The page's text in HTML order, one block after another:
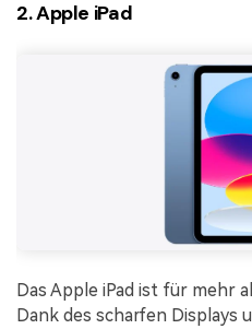
2. Apple iPad
Das Apple iPad ist für mehr
Dank des scharfen Displays